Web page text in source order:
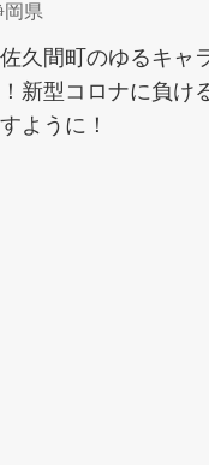
岡県
久間町のゆるキャ
新型コロナに負け
ように！